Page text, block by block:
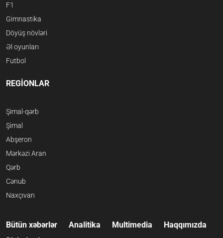
F1
Gimnastika
Döyüş növləri
Əl oyunları
Futbol
REGİONLAR
Şimal-qərb
Şimal
Abşeron
Mərkəzi Aran
Qərb
Cənub
Naxçıvan
Bütün xəbərlər Analitika Multimedia
Haqqımızda